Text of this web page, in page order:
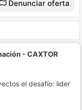
Denunciar oferta
- CAXTOR
el desafío: lider